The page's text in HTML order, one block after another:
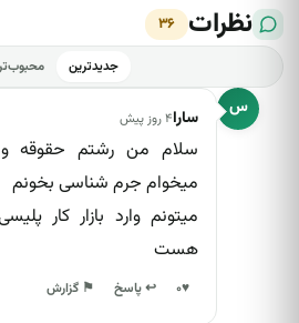
نظرات ۳۶
جدیدترین
س سارا۴ روز پیش
سلام من رشتم حقوقه و
میخوام جرم شناسی بخونم
هست
♥۰ ↩ پاسخ ⚑ گزارش
گزارش این دیدگاه
اسپم یا تبلیغات
اطلاعات نادرست